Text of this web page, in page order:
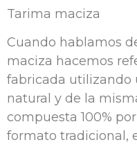
Tarima maciza
Cuando hablamos
maciza hacemos
fabricada utilizando
natural y de la
compuesta 100%
formato tradicional,